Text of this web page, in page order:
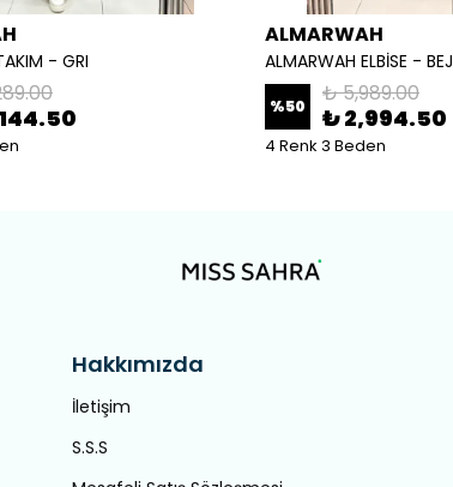
- GRI
ALMARWAH
ALMARWAH ELBİSE - BEJ
%50 ₺ 5,989.00
₺ 2,994.50
4 Renk 3 Beden
Hakkımızda
İletişim
S.S.S